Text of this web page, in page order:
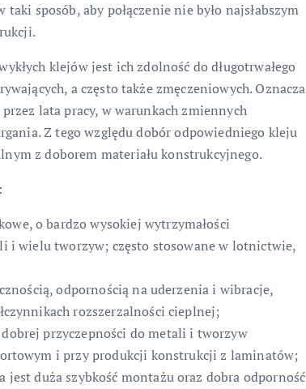
sposób, aby połączenie nie było najsłabszym
klejów jest ich zdolność do długotrwałego
a często także zmęczeniowych. Oznacza
lata pracy, w warunkach zmiennych
Z tego względu dobór odpowiedniego kleju
z doborem materiału konstrukcyjnego.
o bardzo wysokiej wytrzymałości
i wielu tworzyw; często stosowane w lotnictwie,
odpornością na uderzenia i wibracje,
rozszerzalności cieplnej;
przyczepności do metali i tworzyw
i przy produkcji konstrukcji z laminatów;
jest duża szybkość montażu oraz dobra odporność